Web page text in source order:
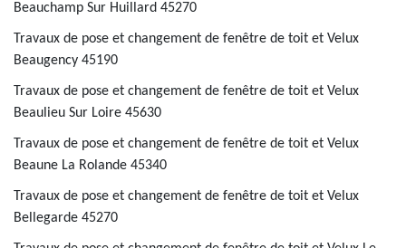
Beauchamp Sur Huillard 45270
Travaux de pose et changement de fenêtre de toit et Velux
Beaugency 45190
Travaux de pose et changement de fenêtre de toit et Velux
Beaulieu Sur Loire 45630
Travaux de pose et changement de fenêtre de toit et Velux
Beaune La Rolande 45340
Travaux de pose et changement de fenêtre de toit et Velux
Bellegarde 45270